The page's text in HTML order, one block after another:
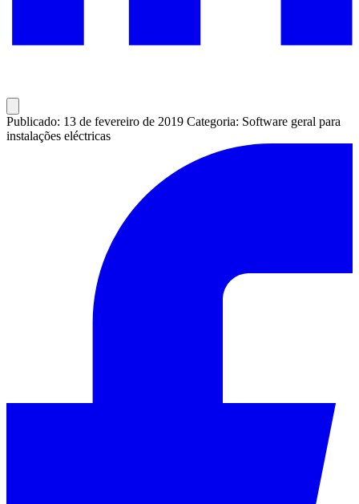
Publicado: 13 de fevereiro de 2019 Categoria: Software geral para
instalações eléctricas